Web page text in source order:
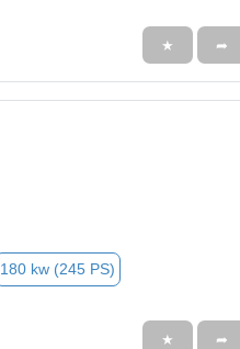
★ ➦
180 kw (245 PS)
★ ➦